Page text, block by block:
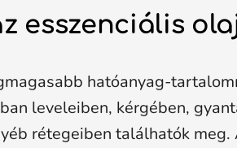
esszenciális
hatóanyag-
leveleiben, kérgében,
rétegeiben találhatók meg.